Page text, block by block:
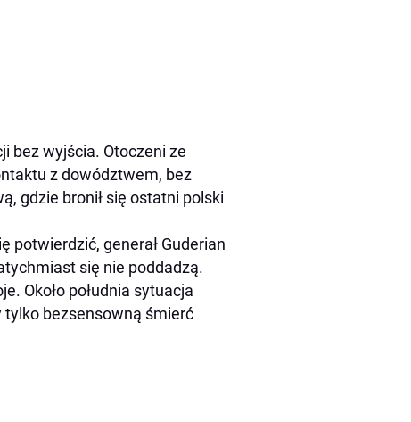
bez wyjścia. Otoczeni ze
z dowództwem, bez
gdzie bronił się ostatni polski
potwierdzić, generał Guderian
się nie poddadzą.
Około południa sytuacja
tylko bezsensowną śmierć